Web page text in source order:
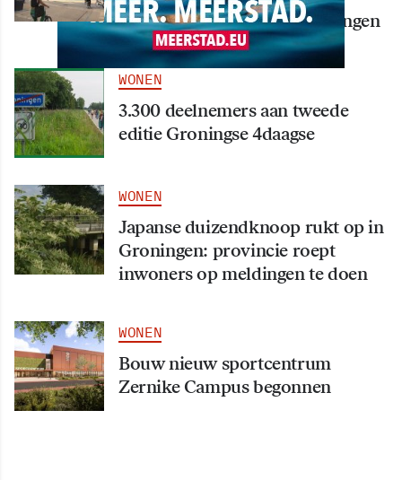
september in hart van Groningen
WONEN
3.300 deelnemers aan tweede
editie Groningse 4daagse
WONEN
Japanse duizendknoop rukt op in
Groningen: provincie roept
inwoners op meldingen te doen
WONEN
Bouw nieuw sportcentrum
Zernike Campus begonnen